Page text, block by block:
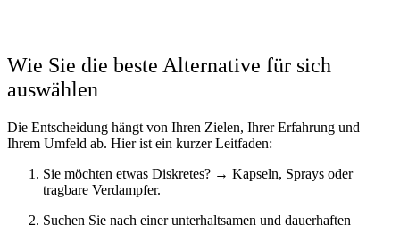
Wie Sie die beste Alternative für sich
auswählen
Die Entscheidung hängt von Ihren Zielen, Ihrer Erfahrung und
Ihrem Umfeld ab. Hier ist ein kurzer Leitfaden:
Sie möchten etwas Diskretes? → Kapseln, Sprays oder
tragbare Verdampfer.
Suchen Sie nach einer unterhaltsamen und dauerhaften